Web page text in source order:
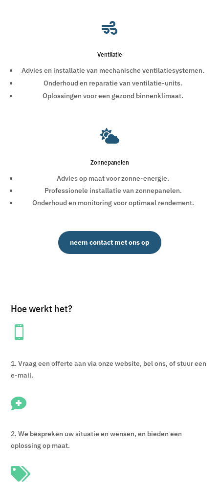

Ventilatie
Advies en installatie van mechanische ventilatiesystemen.
Onderhoud en reparatie van ventilatie-units.
Oplossingen voor een gezond binnenklimaat.

Zonnepanelen
Advies op maat voor zonne-energie.
Professionele installatie van zonnepanelen.
Onderhoud en monitoring voor optimaal rendement.
neem contact met ons op
Hoe werkt het?

1. Vraag een offerte aan via onze website, bel ons, of stuur een
e-mail.

2. We bespreken uw situatie en wensen, en bieden een
oplossing op maat.
